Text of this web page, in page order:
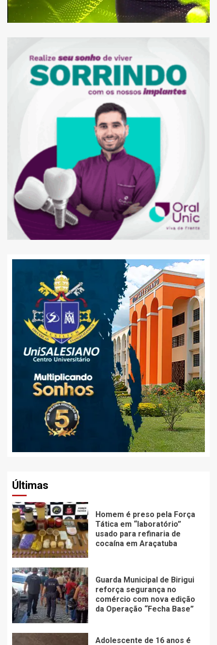
Últimas
Homem é preso pela Força
Tática em “laboratório”
usado para refinaria de
cocaína em Araçatuba
Guarda Municipal de Birigui
reforça segurança no
comércio com nova edição
da Operação “Fecha Base”
Adolescente de 16 anos é